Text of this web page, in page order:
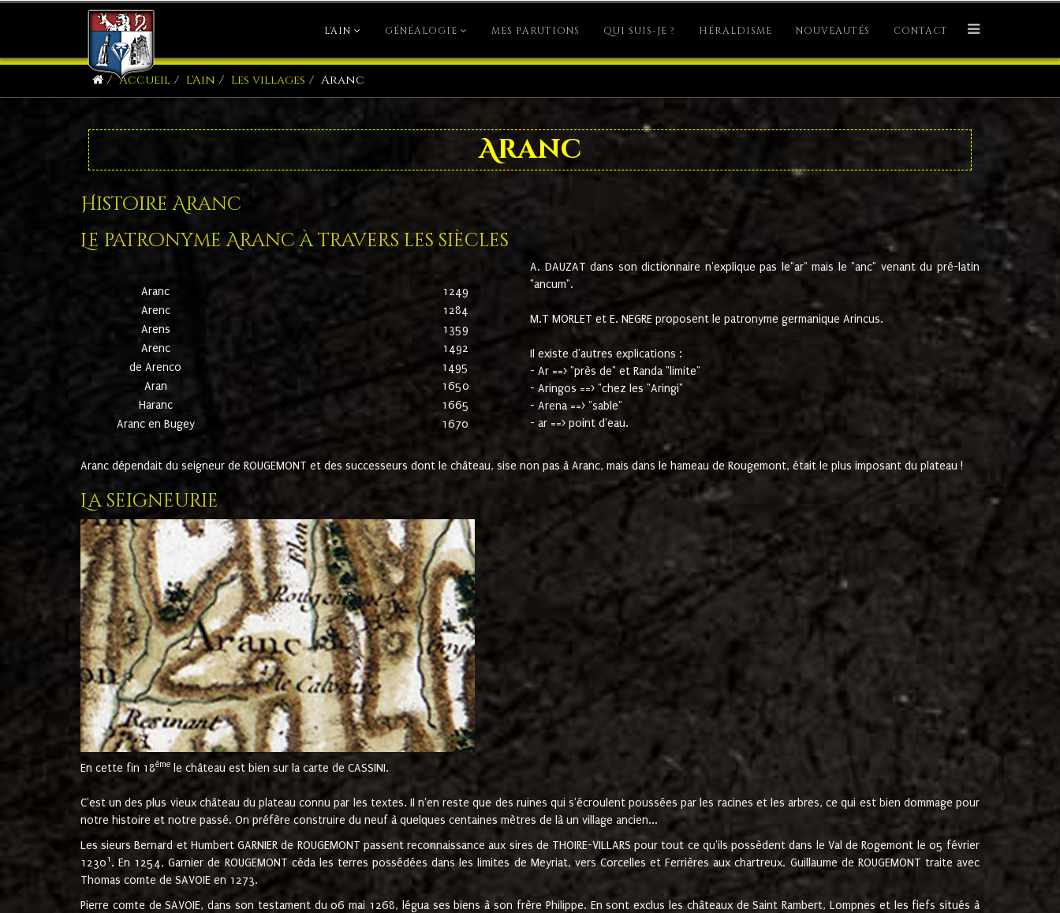
L'AIN GÉNÉALOGIE MES PARUTIONS QUI SUIS-JE ? HÉRALDISME NOUVEAUTÉS CONTACT
Accueil L'Ain Les villages Aranc
Aranc
Histoire Aranc
Le patronyme Aranc à travers les siècles
Aranc
1249
Arenc
1284
Arens
1359
Arenc
1492
de Arenco
1495
Aran
1650
Haranc
1665
Aranc en Bugey
1670
A. DAUZAT dans son dictionnaire n'explique pas le"ar" mais le "anc" venant du pré-latin
"ancum".
M.T MORLET et E. NEGRE proposent le patronyme germanique Arincus.
Il existe d'autres explications :
- Ar ==> "près de" et Randa "limite"
- Aringos ==> "chez les "Aringi"
- Arena ==> "sable"
- ar ==> point d'eau.
Aranc dépendait du seigneur de ROUGEMONT et des successeurs dont le château, sise non pas à Aranc, mais dans le hameau de Rougemont, était le plus imposant du plateau !
La seigneurie
En cette fin 18ème le château est bien sur la carte de CASSINI.
C'est un des plus vieux château du plateau connu par les textes. Il n'en reste que des ruines qui s'écroulent poussées par les racines et les arbres, ce qui est bien dommage pour
notre histoire et notre passé. On préfère construire du neuf à quelques centaines mètres de là un village ancien...
Les sieurs Bernard et Humbert GARNIER de ROUGEMONT passent reconnaissance aux sires de THOIRE-VILLARS pour tout ce qu'ils possèdent dans le Val de Rogemont le 05 février
12301 . En 1254, Garnier de ROUGEMONT céda les terres possédées dans les limites de Meyriat, vers Corcelles et Ferrières aux chartreux. Guillaume de ROUGEMONT traite avec
Thomas comte de SAVOIE en 1273.
Pierre comte de SAVOIE, dans son testament du 06 mai 1268, légua ses biens à son frère Philippe. En sont exclus les châteaux de Saint Rambert, Lompnes et les fiefs situés à